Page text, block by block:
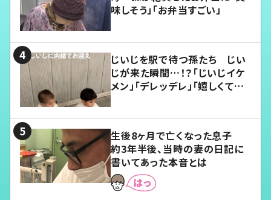
味しそう」「お弁当すごい」
じいじを駅で待つ孫たち じい
じが来た瞬間…！？「じいじイケ
メン」「デレッデレ」「嬉しくて可
生後8ヶ月で亡くなった息子
約3年半後、当時の妻の日記に
書いてあった本音とは